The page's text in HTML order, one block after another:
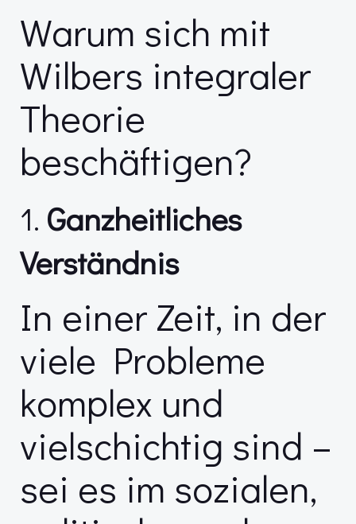
Warum sich mit
Wilbers integraler
Theorie
beschäftigen?
1. Ganzheitliches
Verständnis
In einer Zeit, in der
viele Probleme
komplex und
vielschichtig sind –
sei es im sozialen,